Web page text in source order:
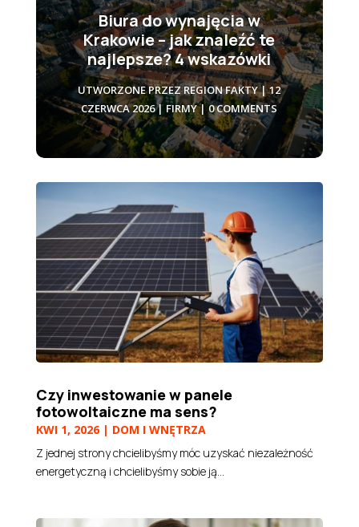
Biura do wynajęcia w
Krakowie – jak znaleźć te
najlepsze? 4 wskazówki
UTWORZONE PRZEZREGION FAKTY|12
CZERWCA 2026| FIRMY| 0 COMMENTS
Czy inwestowanie w panele
fotowoltaiczne ma sens?
KWI 1, 2026| DOM I WNĘTRZA
Z jednej strony chcielibyśmy móc uzyskać niezależność
energetyczną i chcielibyśmy sobie ją...